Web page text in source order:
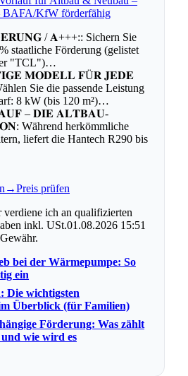
BAFA/KfW förderfähig
/ 𝐀+++:: Sichern Sie
staatliche Förderung (gelistet
"TCL")…
𝐌𝐎𝐃𝐄𝐋𝐋 𝐅Ü𝐑 𝐉𝐄𝐃𝐄
Sie die passende Leistung
8 kW (bis 120 m²)…
– 𝐃𝐈𝐄 𝐀𝐋𝐓𝐁𝐀𝐔-
Während herkömmliche
liefert die Hantech R290 bis
→Preis prüfen
verdiene ich an qualifizierten
inkl. USt.01.08.2026 15:51
bei der Wärmepumpe: So
ein
Die wichtigsten
Überblick (für Familien)
Förderung: Was zählt
wie wird es